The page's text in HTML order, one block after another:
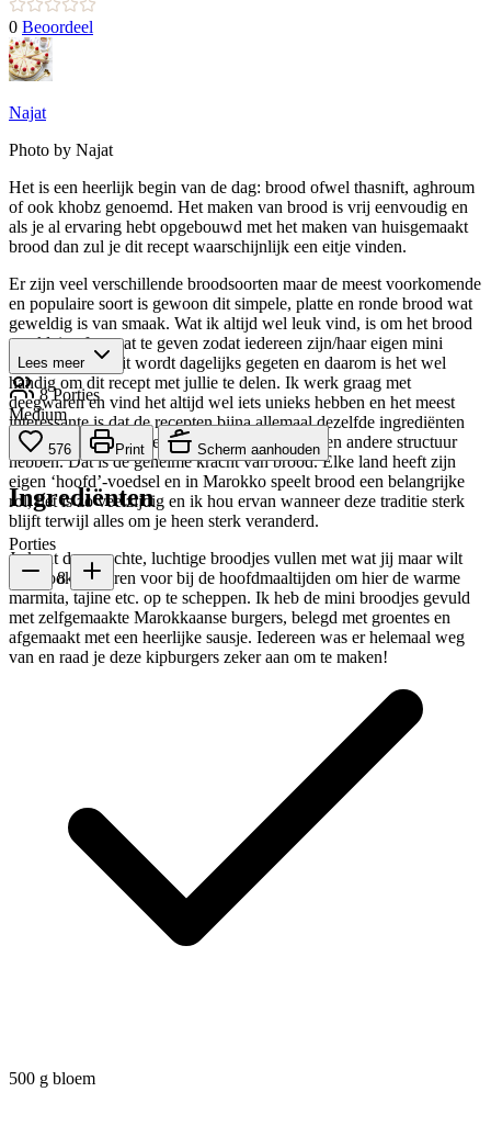
0 Beoordeel
Najat
Photo by Najat
Het is een heerlijk begin van de dag: brood ofwel thasnift, aghroum
of ook khobz genoemd. Het maken van brood is vrij eenvoudig en
als je al ervaring hebt opgebouwd met het maken van huisgemaakt
brood dan zul je dit recept waarschijnlijk een eitje vinden.
Er zijn veel verschillende broodsoorten maar de meest voorkomende
en populaire soort is gewoon dit simpele, platte en ronde brood wat
geweldig is van smaak. Wat ik altijd wel leuk vind, is om het brood
een kleine formaat te geven zodat iedereen zijn/haar eigen mini
broodje heeft. Dit wordt dagelijks gegeten en daarom is het wel
handig om dit recept met jullie te delen. Ik werk graag met
deegwaren en vind het altijd wel iets unieks hebben en het meest
interessante is dat de recepten bijna allemaal dezelfde ingrediënten
delen terwijl ze er allemaal anders uitzien en een andere structuur
hebben. Dat is de geheime kracht van brood. Elke land heeft zijn
eigen ‘hoofd’-voedsel en in Marokko speelt brood een belangrijke
rol, het is zo veelzijdig en ik hou ervan wanneer deze traditie sterk
blijft terwijl alles om je heen sterk veranderd.
Je kunt deze zachte, luchtige broodjes vullen met wat jij maar wilt
maar ook serveren voor bij de hoofdmaaltijden om hier de warme
marmita, tajine etc. op te scheppen. Ik heb de mini broodjes gevuld
met zelfgemaakte Marokkaanse burgers, belegd met groentes en
afgemaakt met een heerlijke sausje. Iedereen was er helemaal weg
van en raad je deze kipburgers zeker aan om te maken!
Lees meer
8 Porties
Medium
576 Print Scherm aanhouden
Ingrediënten
Porties
8
500 g bloem